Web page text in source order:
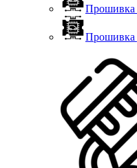
Прошивка
Прошивка